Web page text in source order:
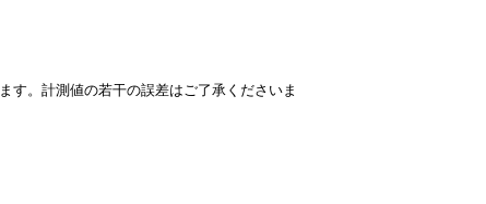
す。計測値の若干の誤差はご了承くださいま